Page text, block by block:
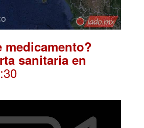
medicamento?
sanitaria en